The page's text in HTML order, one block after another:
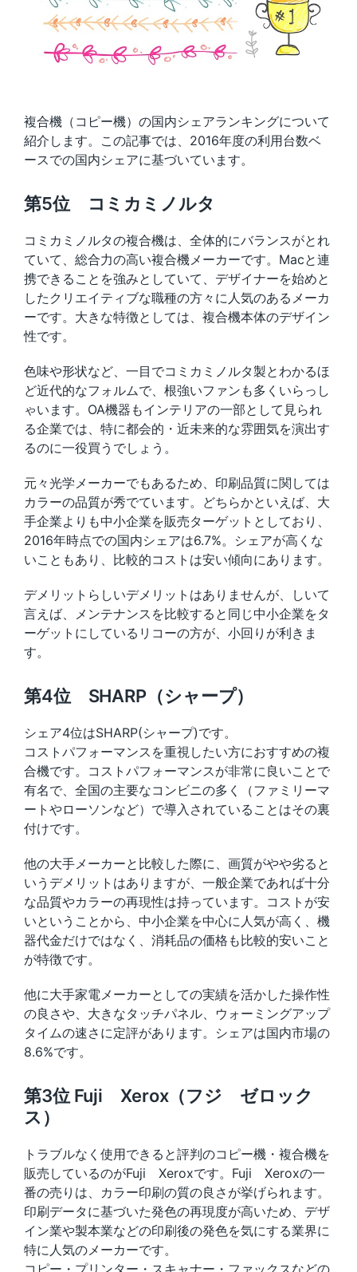
複合機（コピー機）の国内シェアランキングについて
紹介 します。この記事では、2016年度の利用台数ベ
ースでの国内シェアに基づいています。
第5位 コミカミノルタ
コミカミノルタの複合機は、全体的にバランスがとれ
ていて、総合力の高い複合機メーカーです。Macと連
携できることを強みとしていて、デザイナーを始めと
したクリエイティブな職種の方々に人気のあるメーカ
ーです。大きな特徴としては、複合機本体のデザイン
性です。
色味や形状など、一目でコミカミノルタ製とわかるほ
ど近代的なフォルムで、根強いファンも多くいらっし
ゃいます。OA機器もインテリアの一部として見られ
る企業では、特に都会的・近未来的な雰囲気を演出す
るのに一役買うでしょう。
元々光学メーカーでもあるため、印刷品質に関しては
カラーの品質が秀でています。どちらかといえば、大
手企業よりも中小企業を販売ターゲットとしており、
2016年時点での国内シェアは6.7%。シェアが高くな
いこともあり、比較的コストは安い傾向にあります。
デメリットらしいデメリットはありませんが、しいて
言えば、メンテナンスを比較すると同じ中小企業をタ
ーゲットにしているリコーの方が、小回りが利きま
す。
第4位 SHARP（シャープ）
シェア4位はSHARP(シャープ)です。
コストパフォーマンスを重視したい方におすすめの複
合機です。コストパフォーマンスが非常に良いことで
有名で、全国の主要なコンビニの多く（ファミリーマ
ートやローソンなど）で導入されていることはその裏
付けです。
他の大手メーカーと比較した際に、画質がやや劣ると
いうデメリットはありますが、一般企業であれば十分
な品質やカラーの再現性は持っています。コストが安
いということから、中小企業を中心に人気が高く、機
器代金だけではなく、消耗品の価格も比較的安いこと
が特徴です。
他に大手家電メーカーとしての実績を活かした操作性
の良さや、大きなタッチパネル、ウォーミングアップ
タイムの速さに定評があります。シェアは国内市場の
8.6%です。
第3位 Fuji Xerox（フジ ゼロック
ス）
トラブルなく使用できると評判のコピー機・複合機を
販売しているのがFuji Xeroxです。Fuji Xeroxの一
番の売りは、カラー印刷の質の良さが挙げられます。
印刷データに基づいた発色の再現度が高いため、デザ
イン業や製本業などの印刷後の発色を気にする業界に
特に人気のメーカーです。
コピー・プリンター・スキャナー・ファックスなどの